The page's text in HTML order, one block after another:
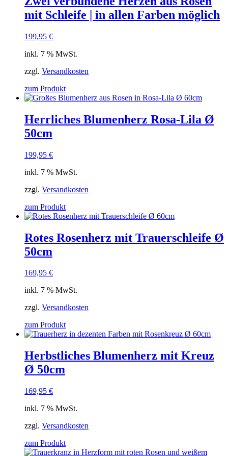
mit Schleife | in allen Farben möglich
199,95 €
inkl. 7 % MwSt.
zzgl. Versandkosten
zum Produkt
Herrliches Blumenherz Rosa-Lila Ø
50cm
199,95 €
inkl. 7 % MwSt.
zzgl. Versandkosten
zum Produkt
Rotes Rosenherz mit Trauerschleife Ø
50cm
169,95 €
inkl. 7 % MwSt.
zzgl. Versandkosten
zum Produkt
Herbstliches Blumenherz mit Kreuz
Ø 50cm
169,95 €
inkl. 7 % MwSt.
zzgl. Versandkosten
zum Produkt